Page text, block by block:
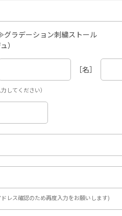
ラデーション刺繍ストール
）
［名］
力してください）
ドレス確認のため再度入力をお願いします)